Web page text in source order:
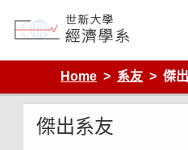
content
Department of Economics,
Home
系友 傑
傑出系友